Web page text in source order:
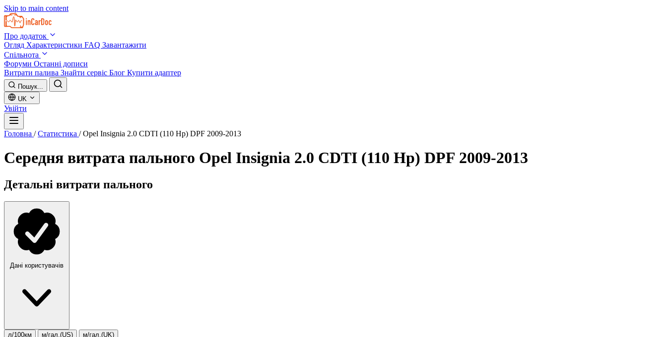
Skip to main content
Про додаток
Огляд Характеристики FAQ Завантажити
Спільнота
Форуми Останні дописи
Витрати палива Знайти сервіс Блог Купити адаптер
Пошук...
UK
Увійти
Головна / Статистика / Opel Insignia 2.0 CDTI (110 Hp) DPF 2009-2013
Середня витрата пального Opel Insignia 2.0 CDTI (110 Hp) DPF 2009-2013
Детальні витрати пального
Дані користувачів
л/100км м/гал.(US) м/гал.(UK)